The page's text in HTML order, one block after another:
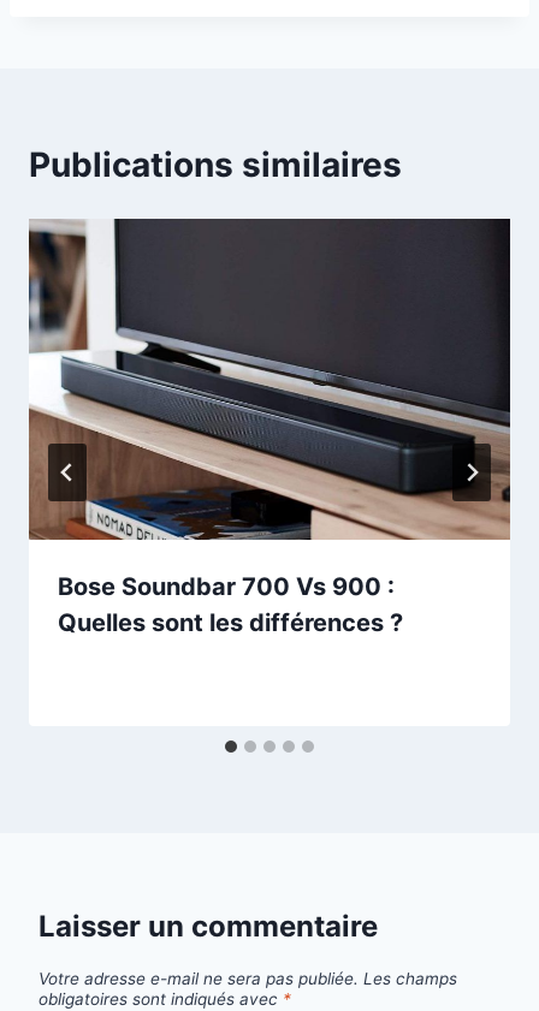
Publications similaires
Bose Soundbar 700 Vs 900 :
Quelles sont les différences ?
Laisser un commentaire
Votre adresse e-mail ne sera pas publiée. Les champs
obligatoires sont indiqués avec *